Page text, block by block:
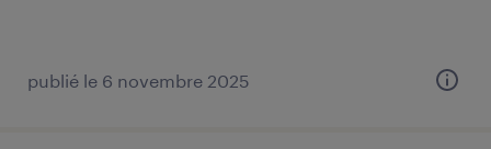
publié le 6 novembre 2025